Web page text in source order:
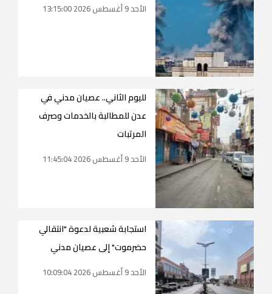
الأحد 9 أغسطس 2026 13:15:00
لليوم الثاني.. عصيان مدني في
عدن للمطالبة بالخدمات وصرف
المرتبات
الأحد 9 أغسطس 2026 11:45:04
استجابة شعبية لدعوة "انتقالي
حضرموت" إلى عصيان مدني
الأحد 9 أغسطس 2026 10:09:04